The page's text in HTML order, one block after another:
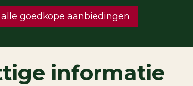
goedkope aanbiedingen
informatie